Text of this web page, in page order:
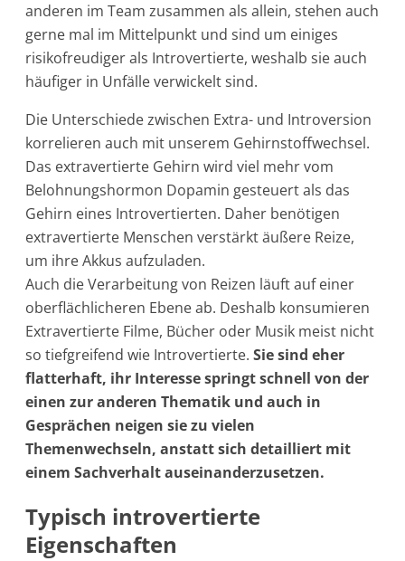
anderen im Team zusammen als allein, stehen auch
gerne mal im Mittelpunkt und sind um einiges
risikofreudiger als Introvertierte, weshalb sie auch
häufiger in Unfälle verwickelt sind.
Die Unterschiede zwischen Extra- und Introversion
korrelieren auch mit unserem Gehirnstoffwechsel.
Das extravertierte Gehirn wird viel mehr vom
Belohnungshormon Dopamin gesteuert als das
Gehirn eines Introvertierten. Daher benötigen
extravertierte Menschen verstärkt äußere Reize,
um ihre Akkus aufzuladen.
Auch die Verarbeitung von Reizen läuft auf einer
oberflächlicheren Ebene ab. Deshalb konsumieren
Extravertierte Filme, Bücher oder Musik meist nicht
so tiefgreifend wie Introvertierte. Sie sind eher
flatterhaft, ihr Interesse springt schnell von der
einen zur anderen Thematik und auch in
Gesprächen neigen sie zu vielen
Themenwechseln, anstatt sich detailliert mit
einem Sachverhalt auseinanderzusetzen.
Typisch introvertierte
Eigenschaften